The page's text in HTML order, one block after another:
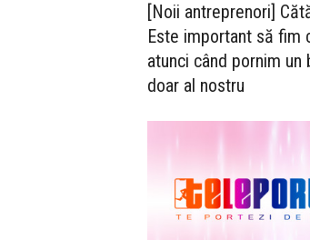
[Noii antreprenori]
Este important să fim
atunci când pornim un
doar al nostru